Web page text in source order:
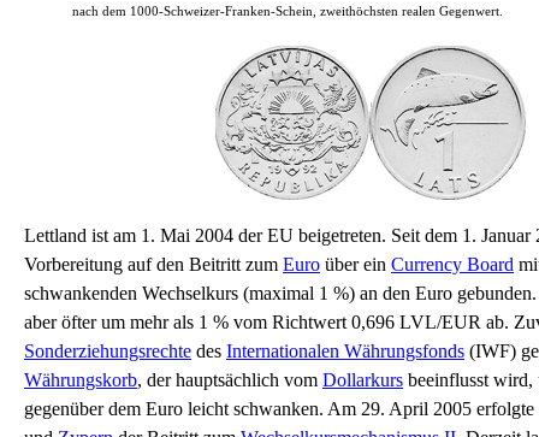
nach dem 1000-Schweizer-Franken-Schein, zweithöchsten realen Gegenwert.
Lettland ist am 1. Mai 2004 der EU beigetreten. Seit dem 1. Januar
Vorbereitung auf den Beitritt zum Euro über ein Currency Board
schwankenden Wechselkurs (maximal 1 %) an den Euro
aber öfter um mehr als 1 % vom Richtwert 0,696 LVL/EUR ab.
Sonderziehungsrechte des Internationalen Währungsfonds (IWF)
Währungskorb, der hauptsächlich vom Dollarkurs beeinflusst wird,
gegenüber dem Euro leicht schwanken. Am 29. April 2005